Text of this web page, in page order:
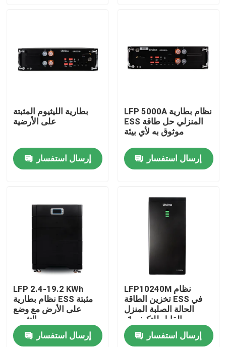
منزل
إتصال
المنتجات
3.2 فولت بطارية Lifepo4
بطارية RV Lifepo4
LiFePO4 Powerwall
بطارية الليثيوم المثبتة
على الأرضية
إرسال استفسار
LFP 5000A نظام بطارية
ESS المنزلي حل طاقة
موثوق به لأي بيئة
إرسال استفسار
LFP 2.4-19.2 KWh
نظام بطارية ESS مثبتة
على الأرض مع وضع
التثبيت
إرسال استفسار
LFP10240M نظام
تخزين الطاقة ESS في
الحالة الصلبة المنزل
100kWh
إرسال استفسار